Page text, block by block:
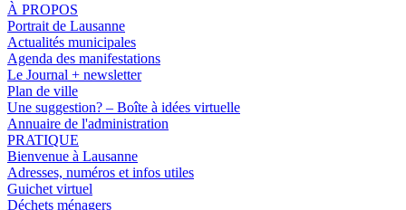
À PROPOS
Portrait de Lausanne
Actualités municipales
Agenda des manifestations
Le Journal + newsletter
Plan de ville
Une suggestion? – Boîte à idées virtuelle
Annuaire de l'administration
PRATIQUE
Bienvenue à Lausanne
Adresses, numéros et infos utiles
Guichet virtuel
Déchets ménagers